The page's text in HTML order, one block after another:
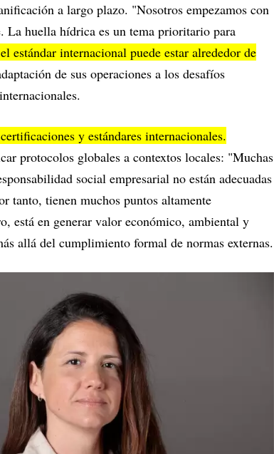
a largo plazo. "Nosotros empezamos con
La huella hídrica es un tema prioritario para
estándar internacional puede estar alrededor de
de sus operaciones a los desafíos
y estándares internacionales.
protocolos globales a contextos locales: "Muchas
social empresarial no están adecuadas
tanto, tienen muchos puntos altamente
está en generar valor económico, ambiental y
allá del cumplimiento formal de normas externas.